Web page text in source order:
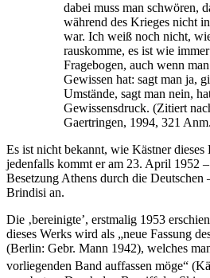
dabei muss man schwören,
während des Krieges nicht
war. Ich weiß noch nicht,
rauskomme, es ist wie
Fragebogen, auch wenn
Gewissen hat: sagt man ja,
Umstände, sagt man nein,
Gewissensdruck. (Zitiert
Gaertringen, 1994, 321
Es ist nicht bekannt, wie Kästner dieses
jedenfalls kommt er am 23. April 1952
Besetzung Athens durch die Deutschen
Brindisi an.
Die ‚bereinigte’, erstmalig 1953
dieses Werks wird als „neue Fassung
(Berlin: Gebr. Mann 1942), welches
vorliegenden Band auffassen möge“